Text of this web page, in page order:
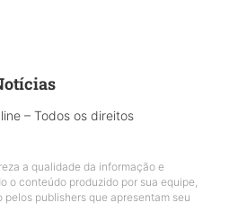
– Todos os direitos
a qualidade da informação e
o conteúdo produzido por sua equipe,
pelos publishers que apresentam seu